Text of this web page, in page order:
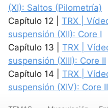
(XI): Saltos (Pilometría)
Capítulo 12 | TRX |
suspensión (XII): Core I
Capítulo 13 | TRX |
suspensión (XIII): Core II
Capítulo 14 | TRX |
suspensión (XIV): Core